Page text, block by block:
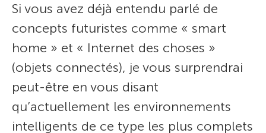
Si vous avez déjà entendu parlé de
concepts futuristes comme « smart
home » et « Internet des choses »
(objets connectés), je vous surprendrai
peut-être en vous disant
qu’actuellement les environnements
intelligents de ce type les plus complets